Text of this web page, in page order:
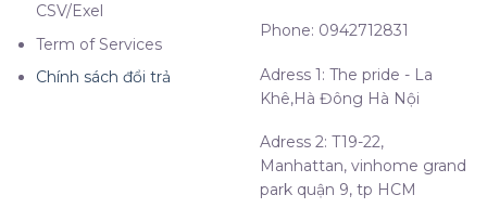
CSV/Exel
Term of Services
Chính sách đổi trả
Phone: 0942712831
Adress 1: The pride - La
Khê,Hà Đông Hà Nội
Adress 2: T19-22,
Manhattan, vinhome grand
park quận 9, tp HCM